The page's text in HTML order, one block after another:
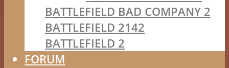
BATTLEFIELD BAD COMPANY 2
BATTLEFIELD 2142
BATTLEFIELD 2
FORUM